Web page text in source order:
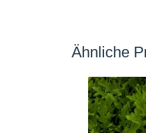
Ähnliche